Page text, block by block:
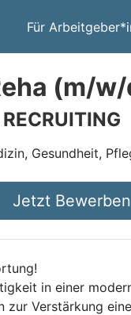
Für
(m/
Gesundheit,
Jetzt Bewerben
in einer
zur Verstärkung